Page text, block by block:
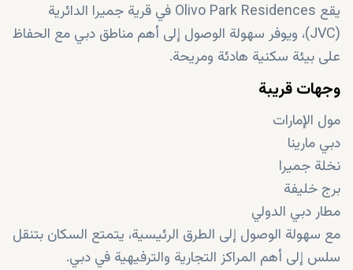
يقع Olivo Park Residences في قرية جميرا الدائرية
(JVC)، ويوفر سهولة الوصول إلى أهم مناطق دبي مع الحفاظ
على بيئة سكنية هادئة ومريحة.
وجهات قريبة
مول الإمارات
دبي مارينا
نخلة جميرا
برج خليفة
مطار دبي الدولي
مع سهولة الوصول إلى الطرق الرئيسية، يتمتع السكان بتنقل
سلس إلى أهم المراكز التجارية والترفيهية في دبي.